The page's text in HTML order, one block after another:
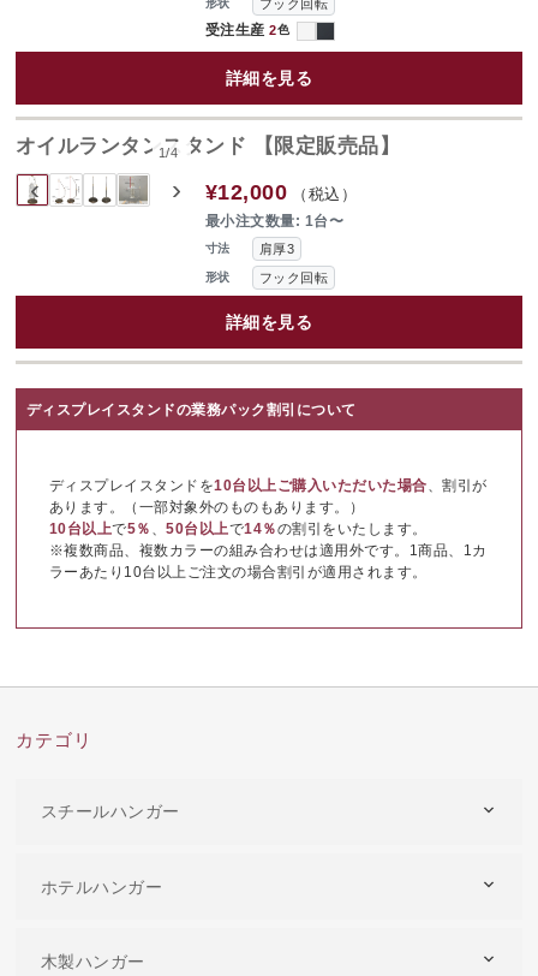
形状 フック回転
受注生産 2色
詳細を見る
‹ ›
1/4
オイルランタンスタンド 【限定販売品】
寸法 肩厚3
形状 フック回転
¥12,000 （税込）
最小注文数量: 1台〜
詳細を見る
ディスプレイスタンドの業務パック割引について
ディスプレイスタンドを10台以上ご購入いただいた場合、割引が
あります。（一部対象外のものもあります。）
10台以上で5％ 、50台以上で14％の割引をいたします。
※複数商品、複数カラーの組み合わせは適用外です。1商品、1カ
ラーあたり10台以上ご注文の場合割引が適用されます。
カテゴリ
スチールハンガー
ホテルハンガー
木製ハンガー